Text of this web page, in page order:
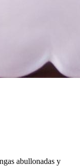
abullonadas y